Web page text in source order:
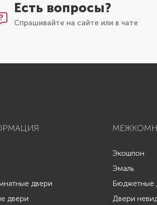
Есть вопросы?
Спрашивайте на сайте или в чате
двери
двери
Экошпон
Эмаль
Бюджетные
Двери